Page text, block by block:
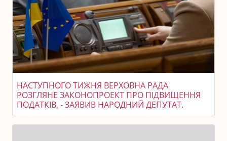
НАСТУПНОГО ТИЖНЯ ВЕРХОВНА РАДА
РОЗГЛЯНЕ ЗАКОНОПРОЕКТ ПРО ПІДВИЩЕННЯ
ПОДАТКІВ, - ЗАЯВИВ НАРОДНИЙ ДЕПУТАТ.